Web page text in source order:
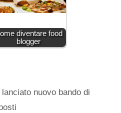
diventare food
blogger
nuovo bando di